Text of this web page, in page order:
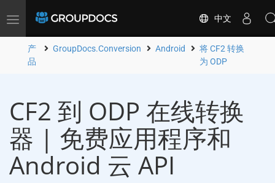
Toggle
中文
产
品
GroupDocs.Conversion Android
将 CF2 转换
为 ODP
CF2 到 ODP 在线转换
器 | 免费应用程序和
Android 云 API